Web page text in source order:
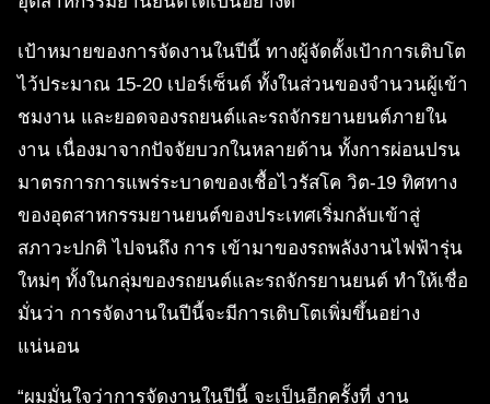
เป้าหมายของการจัดงานในปีนี้ ทางผู้จัดตั้งเป้าการเติบโต
ไว้ประมาณ 15-20 เปอร์เซ็นต์ ทั้งในส่วนของจำนวนผู้เข้า
ชมงาน และยอดจองรถยนต์และรถจักรยานยนต์ภายใน
งาน เนื่องมาจากปัจจัยบวกในหลายด้าน ทั้งการผ่อนปรน
มาตรการการแพร่ระบาดของเชื้อไวรัสโค วิต-19 ทิศทาง
ของอุตสาหกรรมยานยนต์ของประเทศเริ่มกลับเข้าสู่
สภาวะปกติ ไปจนถึง การ เข้ามาของรถพลังงานไฟฟ้ารุ่น
ใหม่ๆ ทั้งในกลุ่มของรถยนต์และรถจักรยานยนต์ ทำให้เชื่อ
มั่นว่า การจัดงานในปีนี้จะมีการเติบโตเพิ่มขึ้นอย่าง
แน่นอน
“ผมมั่นใจว่าการจัดงานในปีนี้ จะเป็นอีกครั้งที่ งาน